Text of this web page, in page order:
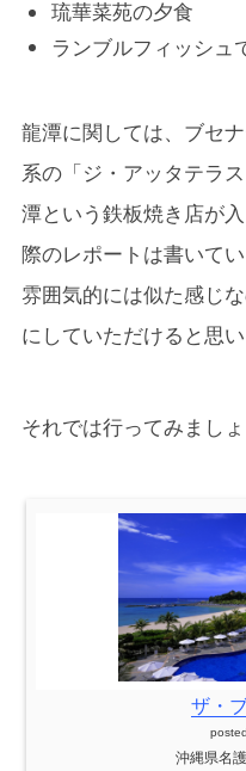
琉華菜苑の夕食
ランブルフィッシュ
龍潭に関しては、ブセ
系の「ジ・アッタテラ
潭という鉄板焼き店が
際のレポートは書いて
雰囲気的には似た感じな
にしていただけると思い
それでは行ってみましょ
ザ・
沖縄県名